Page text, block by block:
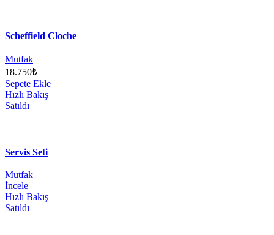
Scheffield Cloche
Mutfak
18.750₺
Sepete Ekle
Hızlı Bakış
Satıldı
Servis Seti
Mutfak
İncele
Hızlı Bakış
Satıldı